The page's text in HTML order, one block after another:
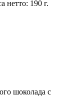
нетто: 190 г.
шоколада с